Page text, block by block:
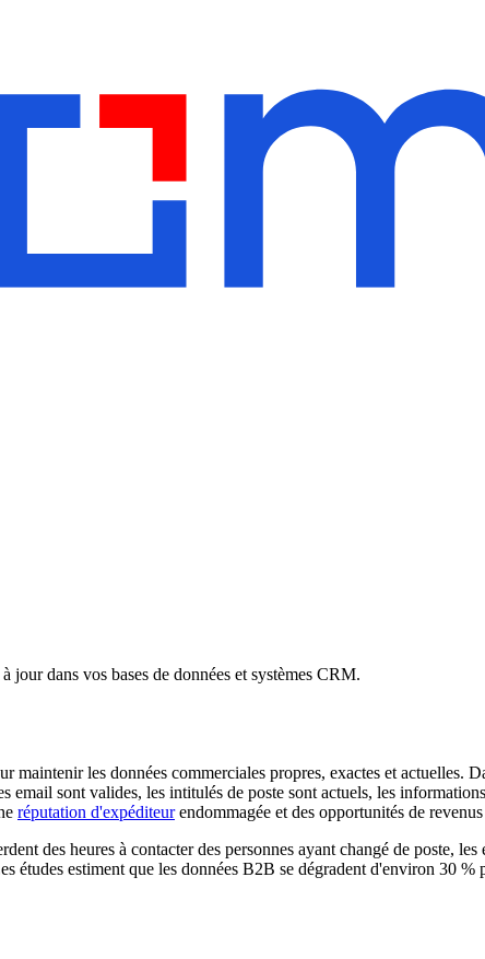
jour dans vos bases de données et systèmes CRM.
maintenir les données commerciales propres, exactes et
email sont valides, les intitulés de poste sont actuels, les
réputation d'expéditeurendommagée et des opportunités de revenus
des heures à contacter des personnes ayant changé de poste,
études estiment que les données B2B se dégradent d'environ 30